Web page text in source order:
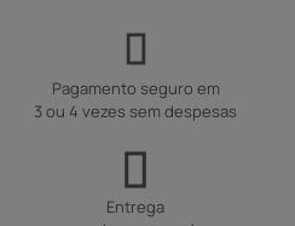
Pagamento seguro em
3 ou 4 vezes sem despesas
Entrega